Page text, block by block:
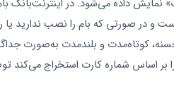
و در صورتی که بام را نصب ندارید یا
کوتاه‌مدت و بلندمدت به‌صورت
بر اساس شماره کارت استخراج می‌کند